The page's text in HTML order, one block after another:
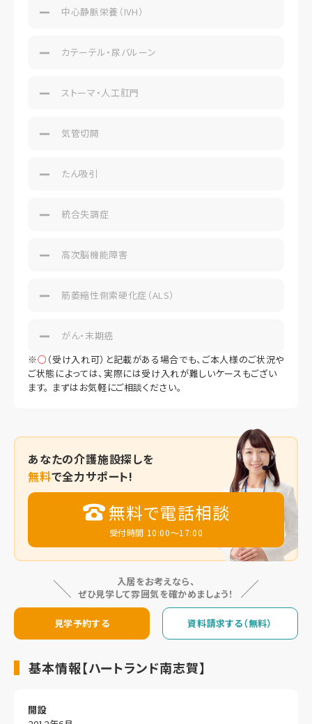
中心静脈栄養（IVH）
カテーテル・尿バルーン
ストーマ・人工肛門
気管切開
たん吸引
統合失調症
高次脳機能障害
筋萎縮性側索硬化症（ALS）
がん・末期癌
※○ （受け入れ可）と記載がある場合でも、ご本人様のご状況や
ご状態によっては、実際には受け入れが難しいケースもござい
ます。 まずはお気軽にご相談ください。
あなたの介護施設探しを
無料で全力サポート!
無料で電話相談
受付時間 10:00～17:00
入居をお考えなら、
ぜひ見学して雰囲気を確かめましょう！
見学予約する 資料請求する（無料）
基本情報【ハートランド南志賀】
開設